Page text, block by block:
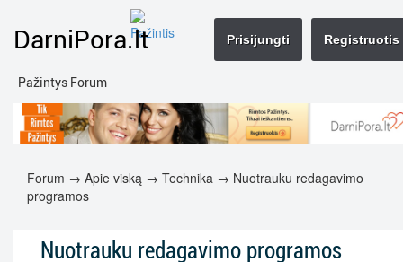
DarniPora.lt
Pažintys Forum
Registruotis
Prisijungti
Forum → Apie viską → Technika → Nuotrauku redagavimo
programos
Nuotrauku redagavimo programos